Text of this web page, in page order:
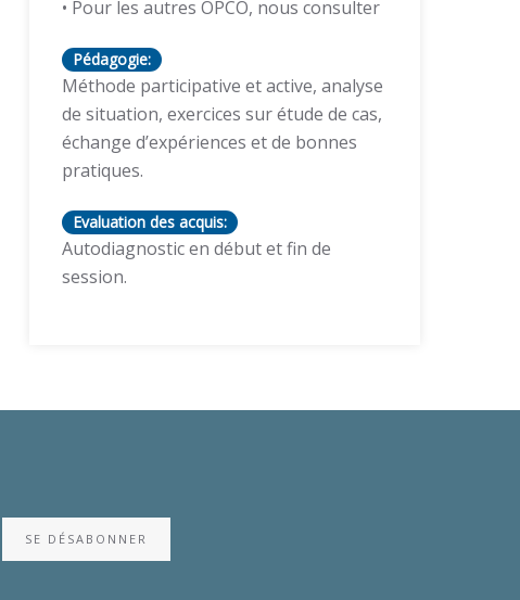
• Pour les autres OPCO, nous consulter
Pédagogie:
Méthode participative et active, analyse
de situation, exercices sur étude de cas,
échange d’expériences et de bonnes
Evaluation des acquis:
Autodiagnostic en début et fin de
session.